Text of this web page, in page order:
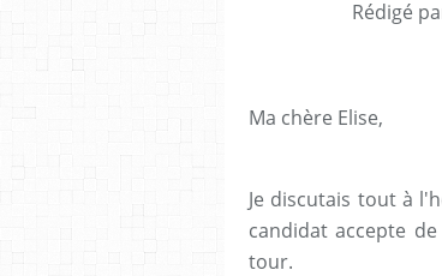
Rédigé
Ma chère Elise,
Je discutais tout à
candidat accepte
tour.